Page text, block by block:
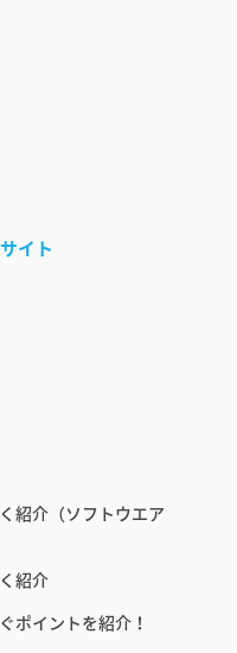
イト
紹介（ソフトウエア
紹介
ポイントを紹介！